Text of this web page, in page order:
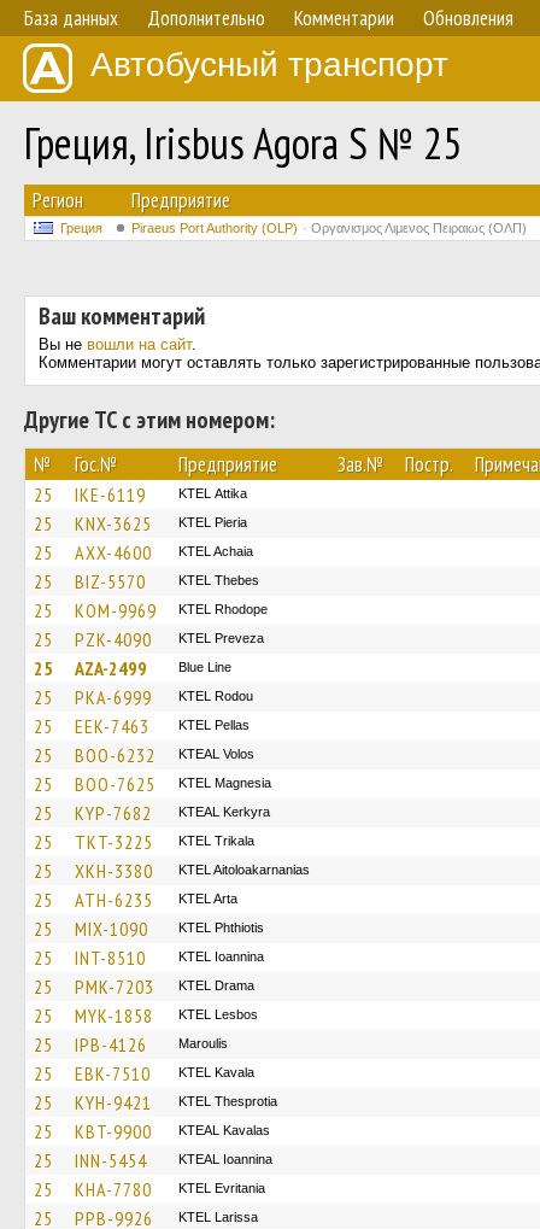
База данных Дополнительно Комментарии Обновления
Автобусный транспорт
Греция, Irisbus Agora S № 25
Регион Предприятие
Греция Piraeus Port Authority (OLP) Οργανισμος Λιμενος Πειραιως (ΟΛΠ)
Ваш комментарий
Вы не вошли на сайт.
Комментарии могут оставлять только зарегистрированные
Другие ТС с этим номером:
№ Гос.№ Предприятие Зав.№ Постр.
25 IKE-6119 KΤΕL Αttika
25 KNX-3625 KTEL Pieria
25 AXX-4600 KTEL Achaia
25 BIZ-5570 KTEL Thebes
25 KOM-9969 KTEL Rhodope
25 PZK-4090 KTEL Preveza
25 AZA-2499 Blue Line
25 PKA-6999 ΚΤΕL Rodou
25 EEK-7463 KTEL Pellas
25 BOO-6232 KTEAL Volos
25 BOO-7625 ΚΤΕL Magnesia
25 KYP-7682 KTEAL Kerkyra
25 TKT-3225 ΚΤΕL Τrikala
25 XKH-3380 KTEL Aitoloakarnanias
25 ATH-6235 KTEL Arta
25 MIX-1090 ΚΤΕL Phthiotis
25 INT-8510 KTEL Ioannina
25 PMK-7203 KTEL Drama
25 MYK-1858 KTEL Lesbos
25 IPB-4126 Maroulis
25 EBK-7510 KTEL Kavala
25 KYH-9421 KTEL Thesprotia
25 KBT-9900 KTEAL Kavalas
25 INN-5454 KTEAL Ioannina
25 KHA-7780 ΚΤΕL Evritania
25 PPB-9926 KTEL Larissa